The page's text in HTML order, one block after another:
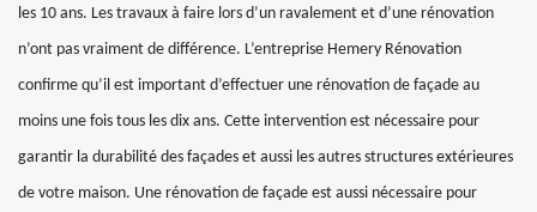
les 10 ans. Les travaux à faire lors d’un ravalement et d’une rénovation
n’ont pas vraiment de différence. L’entreprise Hemery Rénovation
confirme qu’il est important d’effectuer une rénovation de façade au
moins une fois tous les dix ans. Cette intervention est nécessaire pour
garantir la durabilité des façades et aussi les autres structures extérieures
de votre maison. Une rénovation de façade est aussi nécessaire pour